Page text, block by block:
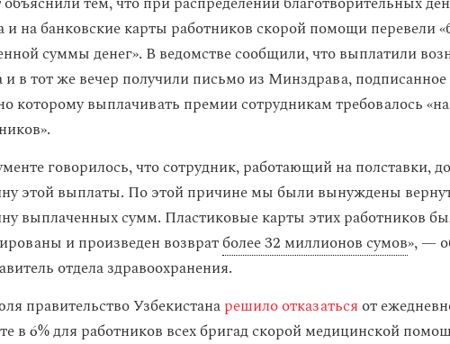
и на банковские карты работников скорой помощи перевели
суммы денег». В ведомстве сообщили, что выплатили
и в тот же вечер получили письмо из Минздрава,
которому выплачивать премии сотрудникам требовалось
говорилось, что сотрудник, работающий на полставки,
этой выплаты. По этой причине мы были вынуждены
выплаченных сумм. Пластиковые карты этих работников
и произведен возвратболее 32 миллионов сумов», —
отдела здравоохранения.
правительство Узбекистанарешило отказаться от
в 6% для работников всех бригад скорой медицинской